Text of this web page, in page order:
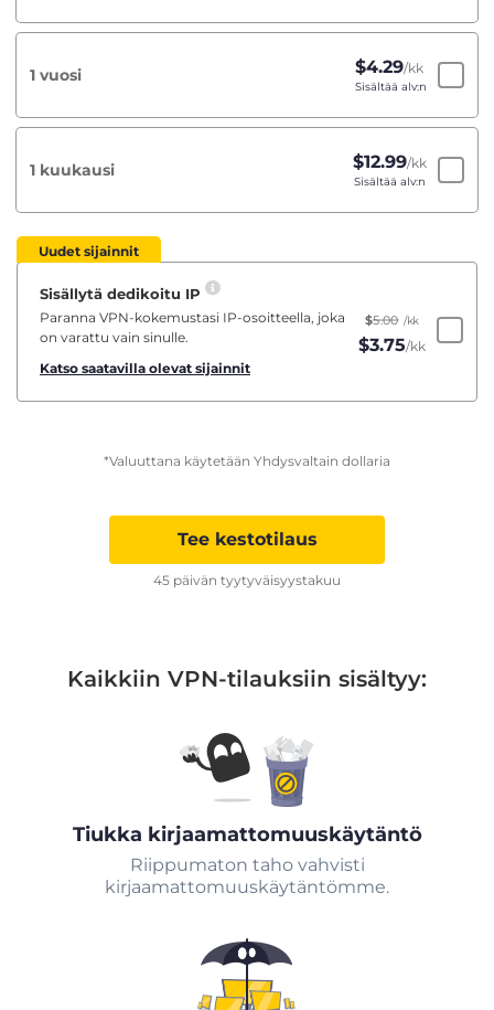
1 vuosi $4.29/kk
Sisältää alv:n
1 kuukausi $12.99/kk
Sisältää alv:n
Uudet sijainnit
Sisällytä dedikoitu IP
Paranna VPN-kokemustasi IP-osoitteella, joka
on varattu vain sinulle.
Katso saatavilla olevat sijainnit
$5.00 /kk
$3.75/kk
*Valuuttana käytetään Yhdysvaltain dollaria
Tee kestotilaus
45 päivän tyytyväisyystakuu
Kaikkiin VPN-tilauksiin sisältyy:
Tiukka kirjaamattomuuskäytäntö
Riippumaton taho vahvisti
kirjaamattomuuskäytäntömme.